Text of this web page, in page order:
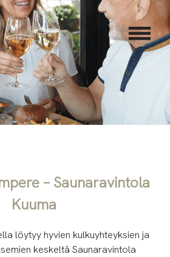
– Saunaravintola
Kuuma
löytyy hyvien kulkuyhteyksien ja
keskeltä Saunaravintola